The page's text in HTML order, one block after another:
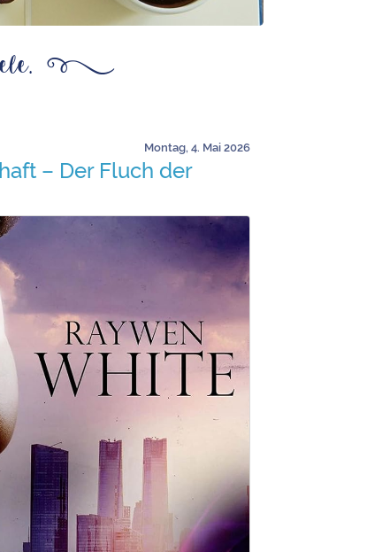
ß
Montag, 4. Mai 2026
– Der Fluch der